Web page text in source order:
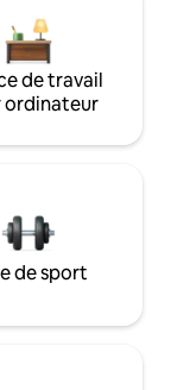
de travail
ordinateur
de sport